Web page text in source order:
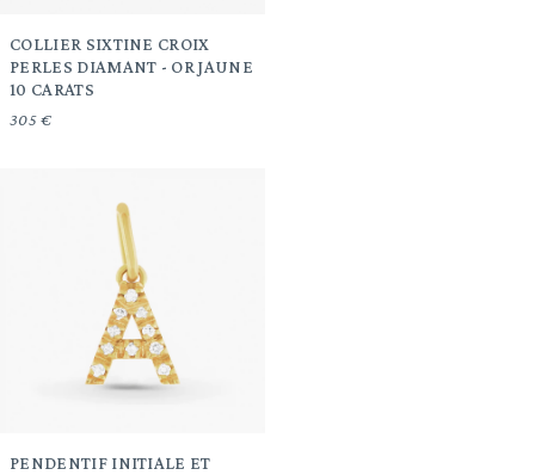
COLLIER SIXTINE CROIX
PERLES DIAMANT - OR JAUNE
10 CARATS
305 €
PENDENTIF INITIALE ET